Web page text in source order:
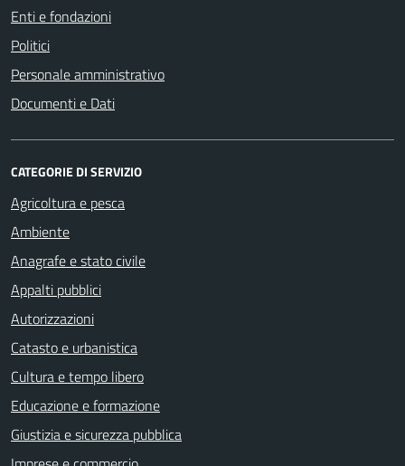
Enti e fondazioni
Politici
Personale amministrativo
Documenti e Dati
CATEGORIE DI SERVIZIO
Agricoltura e pesca
Ambiente
Anagrafe e stato civile
Appalti pubblici
Autorizzazioni
Catasto e urbanistica
Cultura e tempo libero
Educazione e formazione
Giustizia e sicurezza pubblica